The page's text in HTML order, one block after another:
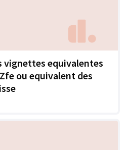
vignettes equivalentes
ou equivalent des